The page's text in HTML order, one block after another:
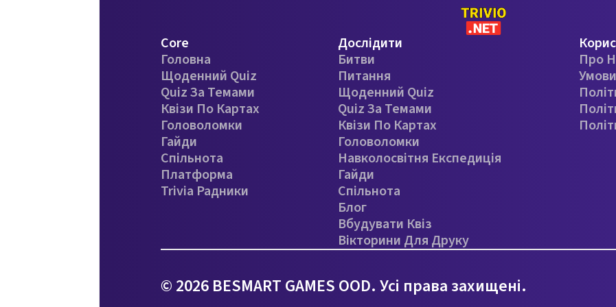
Core
Головна
Щоденний Quiz
Quiz За Темами
Квізи По Картах
Головоломки
Гайди
Спільнота
Платформа
Trivia Радники
Дослідити
Битви
Питання
Щоденний Quiz
Quiz За Темами
Квізи По Картах
Головоломки
Навколосвітня Експедиція
Гайди
Спільнота
Блог
Вбудувати Квіз
Вікторини Для Друку
Про
© 2026 BESMART GAMES OOD. Усі права захищені.